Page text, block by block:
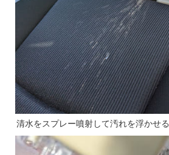
清水をスプレー噴射して汚れを浮かせる